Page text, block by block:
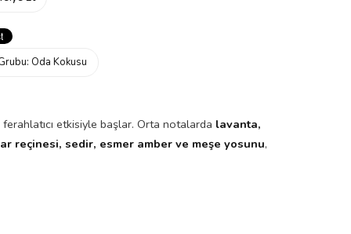
Oda Kokusu
etkisiyle başlar. Orta notalarda lavanta,
reçinesi, sedir, esmer amber ve meşe yosunu,